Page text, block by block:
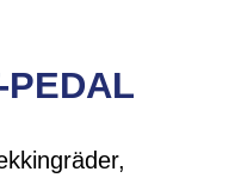
PEDAL